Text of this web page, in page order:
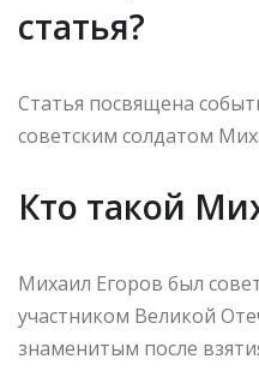
статья?
Статья посвящена
советским солдатом
Кто такой
Михаил Егоров был
участником Великой
знаменитым после